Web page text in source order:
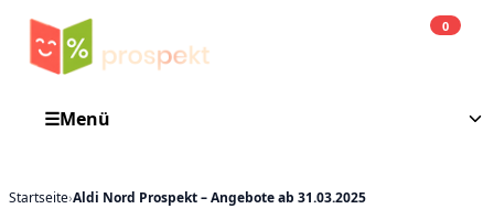
0
☰Menü
Startseite›Aldi Nord Prospekt – Angebote ab 31.03.2025